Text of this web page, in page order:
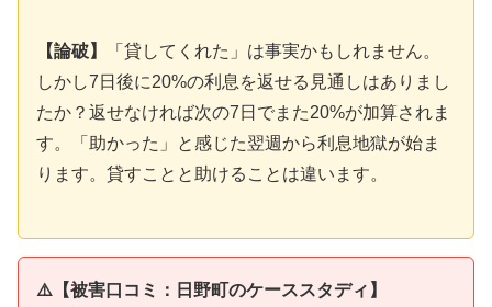
【論破】
「貸してくれた」は事実かもしれません。
しかし7日後に20%の利息を返せる見通しはありまし
たか？返せなければ次の7日でまた20%が加算されま
す。「助かった」と感じた翌週から利息地獄が始ま
ります。貸すことと助けることは違います。
⚠️【被害口コミ：日野町のケーススタディ】